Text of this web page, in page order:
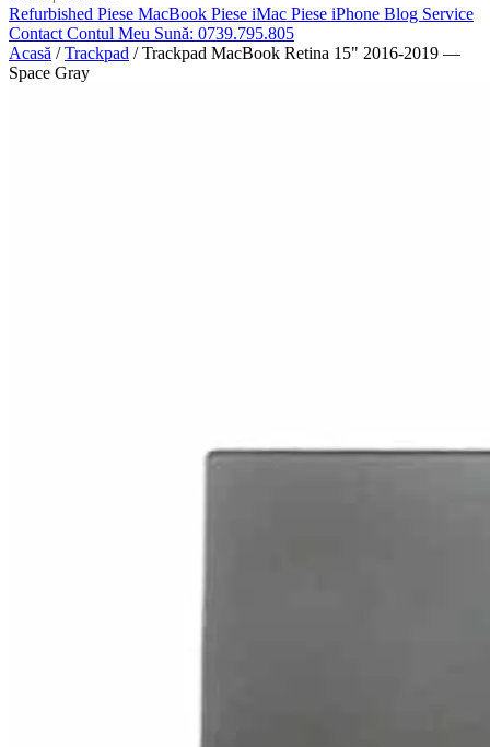
Refurbished Piese MacBook Piese iMac Piese iPhone Blog Service
Contact Contul Meu Sună: 0739.795.805
Acasă / Trackpad / Trackpad MacBook Retina 15" 2016-2019 —
Space Gray